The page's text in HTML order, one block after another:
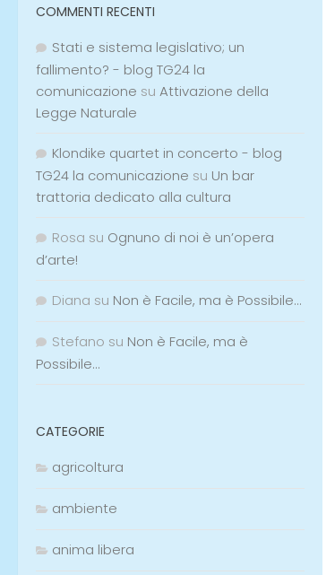
COMMENTI RECENTI
Stati e sistema legislativo; un
fallimento? - blog TG24 la
comunicazione su Attivazione della
Legge Naturale
Klondike quartet in concerto - blog
TG24 la comunicazione su Un bar
trattoria dedicato alla cultura
Rosa su Ognuno di noi è un’opera
d’arte!
Diana su Non è Facile, ma è Possibile…
Stefano su Non è Facile, ma è
Possibile…
CATEGORIE
agricoltura
ambiente
anima libera